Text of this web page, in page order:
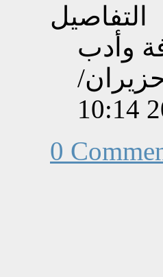
التفاصيل
وأدب
بتاريخ الثلاثاء, 30 حزيران/
0